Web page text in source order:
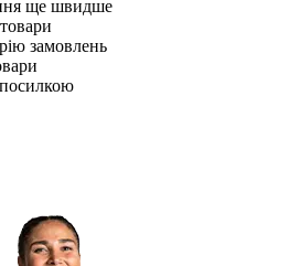
ще швидше
замовлень